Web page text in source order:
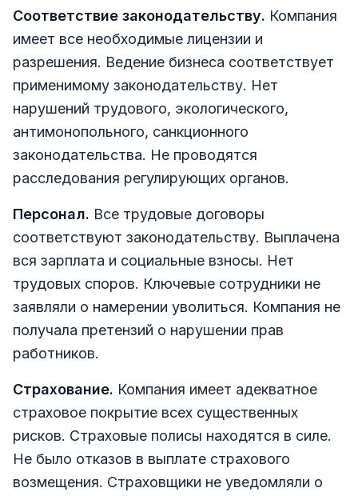
Соответствие законодательству. Компания
имеет все необходимые лицензии и
разрешения. Ведение бизнеса соответствует
применимому законодательству. Нет
нарушений трудового, экологического,
антимонопольного, санкционного
законодательства. Не проводятся
расследования регулирующих органов.
Персонал. Все трудовые договоры
соответствуют законодательству. Выплачена
вся зарплата и социальные взносы. Нет
трудовых споров. Ключевые сотрудники не
заявляли о намерении уволиться. Компания не
получала претензий о нарушении прав
работников.
Страхование. Компания имеет адекватное
страховое покрытие всех существенных
рисков. Страховые полисы находятся в силе.
Не было отказов в выплате страхового
возмещения. Страховщики не уведомляли о